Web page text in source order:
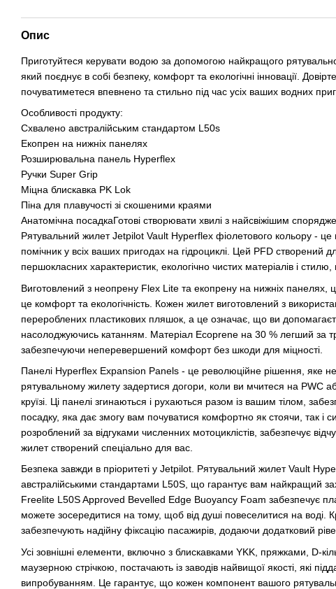
Опис
Приготуйтеся керувати водою за допомогою найкращого
який поєднує в собі безпеку, комфорт та екологічні інновації.
почуватиметеся впевнено та стильно під час усіх ваших водних
Особливості продукту:
Схвалено австралійським стандартом L50s
Екопрен на нижніх панелях
Розширювальна панель Hyperflex
Ручки Super Grip
Міцна блискавка PK Lok
Піна для плавучості зі скошеними краями
Анатомічна посадкаГотові створювати хвилі з найсвіжішим
Рятувальний жилет Jetpilot Vault Hyperflex фіолетового кольору -
помічник у всіх ваших пригодах на гідроциклі. Цей PFD створений
першокласних характеристик, екологічно чистих матеріалів і стилю,
Виготовлений з неопрену Flex Lite та екопрену на нижніх панелях,
це комфорт та екологічність. Кожен жилет виготовлений з
перероблених пластикових пляшок, а це означає, що ви
насолоджуючись катанням. Матеріал Ecoprene на 30 % легший за
забезпечуючи неперевершений комфорт без шкоди для міцності.
Панелі Hyperflex Expansion Panels - це революційне рішення, яке
рятувальному жилету задертися догори, коли ви мчитеся на PWC
круїзі. Ці панелі згинаються і рухаються разом із вашим тілом,
посадку, яка дає змогу вам почуватися комфортно як стоячи, так і
розроблений за відгуками численних мотоциклістів, забезпечує
жилет створений спеціально для вас.
Безпека завжди в пріоритеті у Jetpilot. Рятувальний жилет Vault
австралійськими стандартами L50S, що гарантує вам найкращий
Freelite L50S Approved Bevelled Edge Buoyancy Foam забезпечує
можете зосередитися на тому, щоб від душі повеселитися на воді.
забезпечують надійну фіксацію пасажирів, додаючи додатковий
Усі зовнішні елементи, включно з блискавками YKK, пряжками, D-
маузерною стрічкою, постачають із заводів найвищої якості, які
випробуванням. Це гарантує, що кожен компонент вашого